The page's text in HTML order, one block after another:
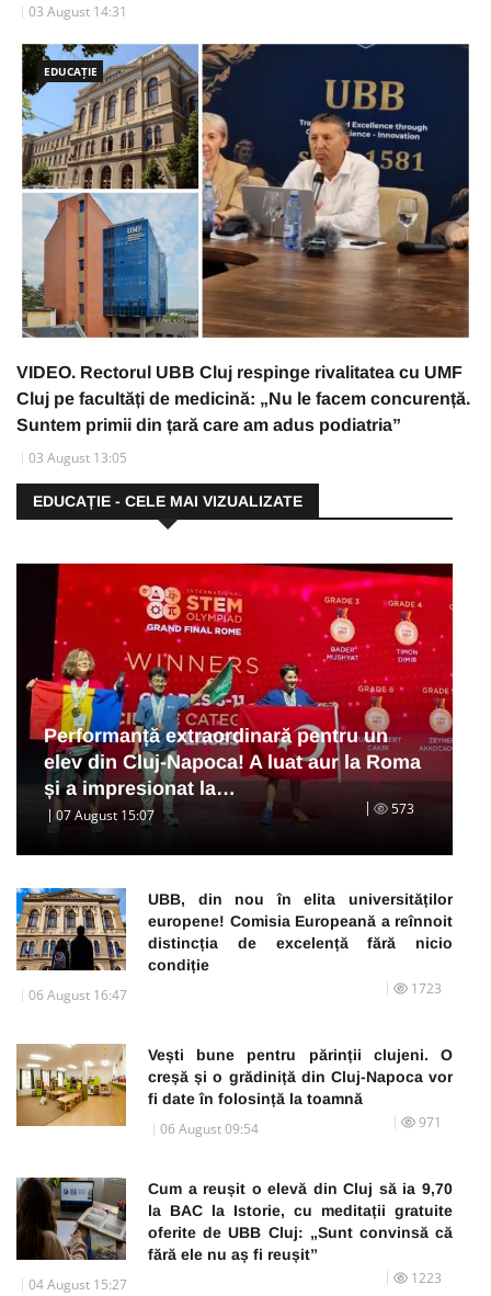
03 August 14:31
EDUCAȚIE
VIDEO. Rectorul UBB Cluj respinge rivalitatea cu UMF
Cluj pe facultăți de medicină: „Nu le facem concurență.
Suntem primii din țară care am adus podiatria”
03 August 13:05
EDUCAȚIE - CELE MAI VIZUALIZATE
Performanță extraordinară pentru un
elev din Cluj-Napoca! A luat aur la Roma
și a impresionat la…
07 August 15:07 573
UBB, din nou în elita universităților
europene! Comisia Europeană a reînnoit
distincția de excelență fără nicio
condiție
06 August 16:47 1723
Vești bune pentru părinții clujeni. O
creșă și o grădiniță din Cluj-Napoca vor
fi date în folosință la toamnă
06 August 09:54 971
Cum a reușit o elevă din Cluj să ia 9,70
la BAC la Istorie, cu meditații gratuite
oferite de UBB Cluj: „Sunt convinsă că
fără ele nu aș fi reușit”
04 August 15:27 1223